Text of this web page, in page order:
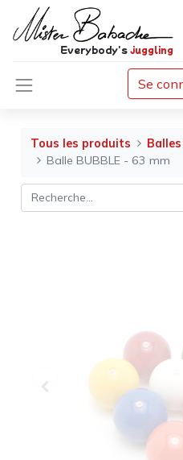
Everybody'sjuggling
Se
Tous les produits
Balle BUBBLE - 63 mm